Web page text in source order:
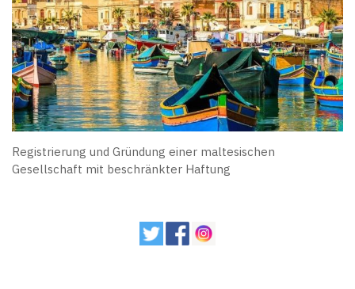
Registrierung und Gründung einer maltesischen
Gesellschaft mit beschränkter Haftung